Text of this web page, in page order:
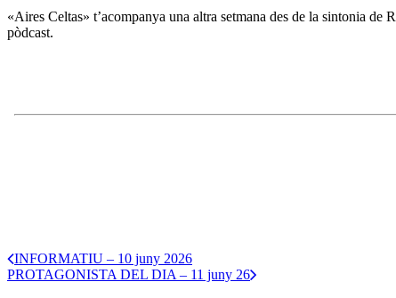
«Aires Celtas» t’acompanya una altra setmana des de la sintonia
pòdcast.
INFORMATIU – 10 juny 2026
PROTAGONISTA DEL DIA – 11 juny 26